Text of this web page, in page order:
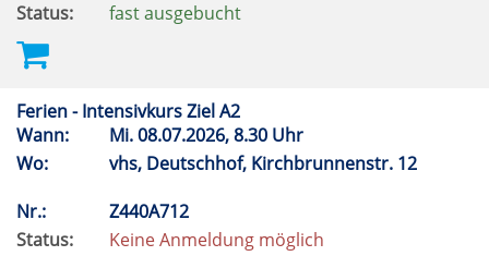
Status:
fast ausgebucht
Ferien - Intensivkurs Ziel A2
Wann:
Mi.08.07.2026, 8.30 Uhr
Wo:
vhs, Deutschhof, Kirchbrunnenstr. 12
Nr.:
Z440A712
Status:
Keine Anmeldung möglich